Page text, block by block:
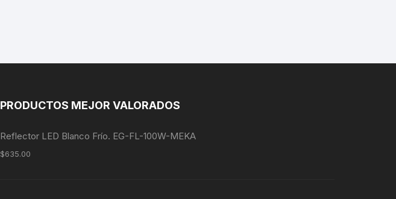
PRODUCTOS MEJOR VALORADOS
Reflector LED Blanco Frío. EG-FL-100W-MEKA
$635.00